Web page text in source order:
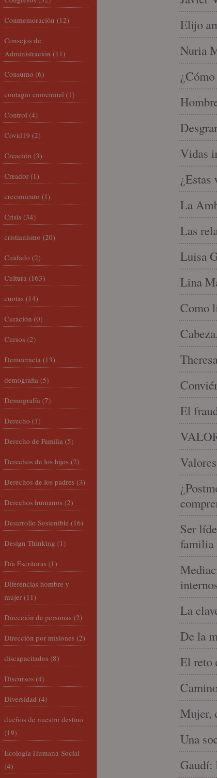
Elijo
Nuria
Vidas
¿Estas
La
Las
Luisa
Lina
Como
El
Ser
familia
La
De la
El reto
Mujer,
Una
Gaudí:
Conmemoración (12)
Consejos de
Administración (11)
Consumo (6)
contagio emocional (1)
Control (4)
Covid19 (2)
Creación (3)
Creador (1)
crecimiento (1)
Crisis (34)
cristianismo (20)
Cuidado (2)
Cultura (163)
cuotas (14)
Curación (0)
Cursos (2)
Democracia (13)
demografia (5)
Demografía (7)
Derecho (1)
Derecho de Familia (5)
Derechos de los hijos (2)
Derechos de los padres (3)
Derechos humanos (2)
Desarrollo Sostenible (16)
Design Thinking (1)
Día Escritoras (1)
Diferencias hombre y
mujer (11)
Dirección de personas (2)
Dirección por misiones (2)
discapacitados (8)
Discursos (4)
Diversidad (4)
dueños de nuestro destino
(19)
Ecología Humana-Social
(4)